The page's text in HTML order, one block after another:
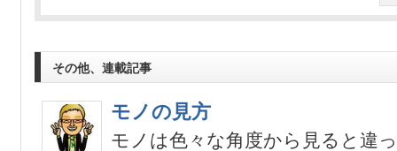
その他、連載記事
モノの見方
モノは色々な角度から見ると違